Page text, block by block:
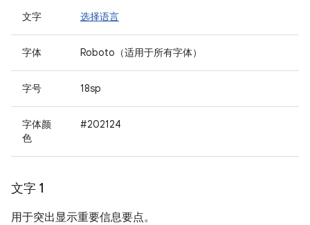
文字 选择语言
字体 Roboto（适用于所有字体）
字号 18sp
字体颜
色
#202124
文字 1
用于突出显示重要信息要点。